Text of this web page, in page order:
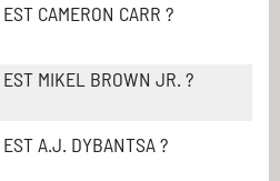
CAMERON CARR ?
MIKEL BROWN JR. ?
A.J. DYBANTSA ?